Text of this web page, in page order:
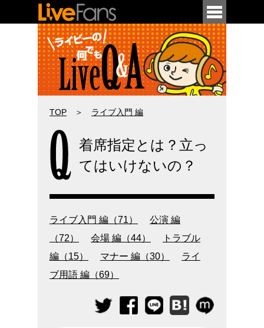
今さら聞けない初歩的な用語や疑問から
ライブ・コンサートの疑問を
TOP ＞ ライブ入門 編
着席指定とは？立っ
てはいけないの？
ライブ入門 編（71）
公演 編
（72）
会場 編（44）
トラブル
編（15）
マナー 編（30）
ライ
ブ用語 編（69）